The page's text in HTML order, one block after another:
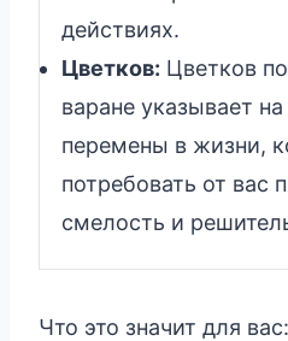
действиях.
Цветков: Цветков
варане указывает
перемены в жизни,
потребовать от вас
смелость и
Что это значит для